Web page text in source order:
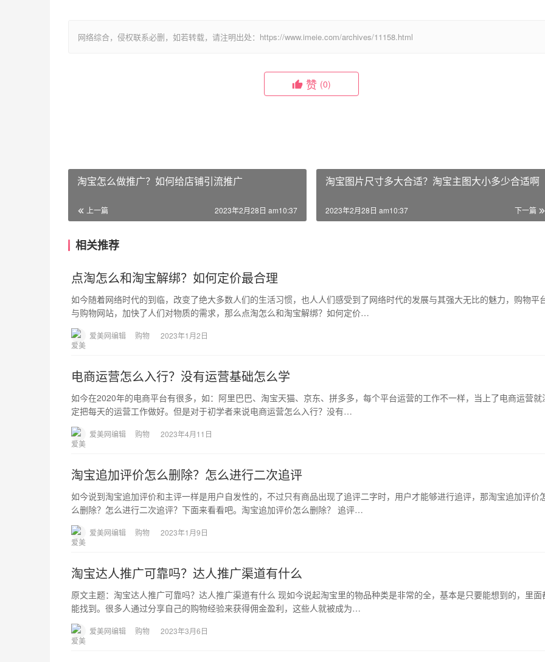
网络综合，侵权联系必删，如若转载，请注明出处：https://www.imeie.com/archives/11158.html
赞 (0)
淘宝怎么做推广？如何给店铺引流推广
上一篇 2023年2月28日 am10:37
淘宝图片尺寸多大合适？淘宝主图大小多少合适啊
下一篇
2023年2月28日 am10:37
相关推荐
点淘怎么和淘宝解绑？如何定价最合理
如今随着网络时代的到临，改变了绝大多数人们的生活习惯，也人人们感受到了网络时代的发展与其强大无比的魅力，购物平
与购物网站，加快了人们对物质的需求，那么点淘怎么和淘宝解绑？如何定价…
爱美网编辑 购物 2023年1月2日
电商运营怎么入行？没有运营基础怎么学
如今在2020年的电商平台有很多，如：阿里巴巴、淘宝天猫、京东、拼多多，每个平台运营的工作不一样，当上了电商运营就
定把每天的运营工作做好。但是对于初学者来说电商运营怎么入行？没有…
爱美网编辑 购物 2023年4月11日
淘宝追加评价怎么删除？怎么进行二次追评
如今说到淘宝追加评价和主评一样是用户自发性的，不过只有商品出现了追评二字时，用户才能够进行追评，那淘宝追加评价
么删除？怎么进行二次追评？下面来看看吧。淘宝追加评价怎么删除？ 追评…
爱美网编辑 购物 2023年1月9日
淘宝达人推广可靠吗？达人推广渠道有什么
原文主题：淘宝达人推广可靠吗？达人推广渠道有什么 现如今说起淘宝里的物品种类是非常的全，基本是只要能想到的，里面
能找到。很多人通过分享自己的购物经验来获得佣金盈利，这些人就被成为…
爱美网编辑 购物 2023年3月6日